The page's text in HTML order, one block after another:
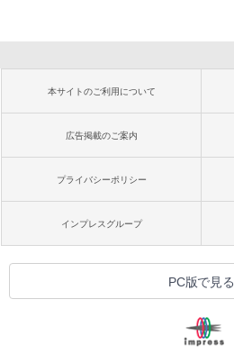
本サイトのご利用について
広告掲載のご案内
プライバシーポリシー
インプレスグループ
PC版で見る